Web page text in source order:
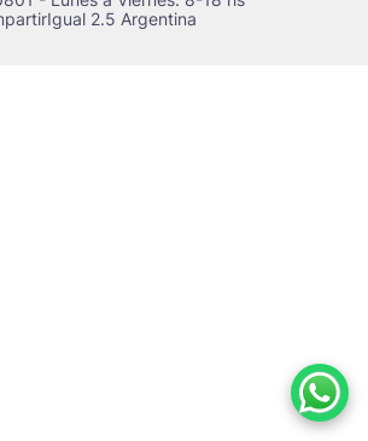
2.5 Argentina